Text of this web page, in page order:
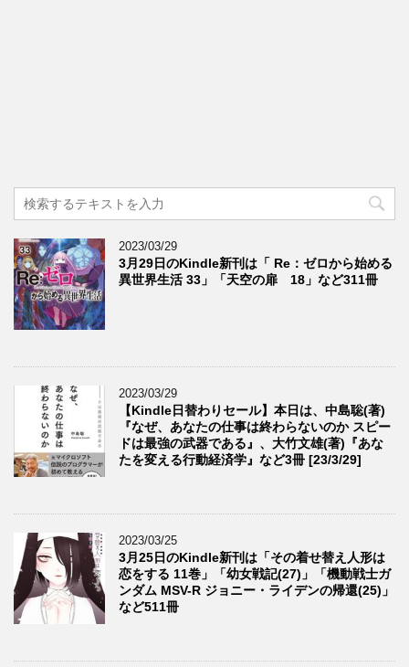
2023/03/29
3月29日のKindle新刊は「 Re：ゼロから始める
異世界生活 33」「天空の扉 18」など311冊
2023/03/29
【Kindle日替わりセール】本日は、中島聡(著)
『なぜ、あなたの仕事は終わらないのか スピー
ドは最強の武器である』、大竹文雄(著)『あな
たを変える行動経済学』など3冊 [23/3/29]
2023/03/25
3月25日のKindle新刊は「その着せ替え人形は
恋をする 11巻」「幼女戦記(27)」「機動戦士ガ
ンダム MSV-R ジョニー・ライデンの帰還(25)」
など511冊